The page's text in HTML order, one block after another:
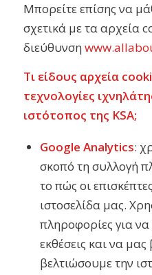
Μπορείτε επίσης να
σχετικά με τα αρχεία
διεύθυνση
Τι είδους αρχεία
τεχνολογίες
ιστότοπος της KSA;
Google Analytics:
σκοπό τη συλλογή
το πώς οι
ιστοσελίδα μας.
πληροφορίες για
εκθέσεις και να
βελτιώσουμε την